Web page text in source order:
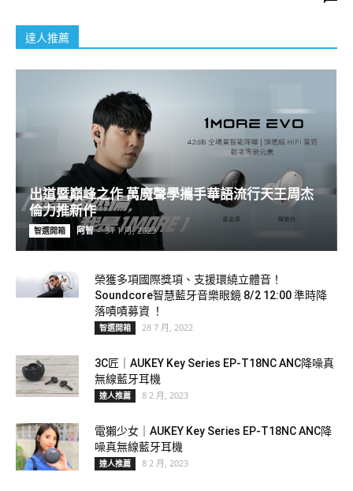
達人推薦
出道暨巔峰之作 萬魔聲學攜手華語流行天王周杰
倫力推新作
智選開箱 阿智 - 31 1 月, 2023
榮獲多項國際獎項、支援環繞立體音！
Soundcore智慧藍牙音樂眼鏡 8/2 12:00 準時降
落嘖嘖募資 ！
智選開箱 28 7 月, 2022
3C匠｜AUKEY Key Series EP-T18NC ANC降噪真
無線藍牙耳機
達人推薦 8 2 月, 2023
電獺少女｜AUKEY Key Series EP-T18NC ANC降
噪真無線藍牙耳機
達人推薦 8 2 月, 2023